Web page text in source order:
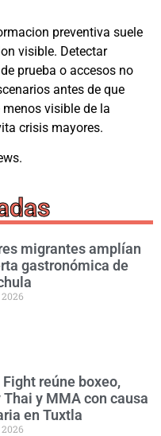
preventiva suele
visible. Detectar
prueba o accesos no
antes de que
visible de la
crisis mayores.
migrantes amplían
gastronómica de
reúne boxeo,
Thai y MMA con causa
en Tuxtla